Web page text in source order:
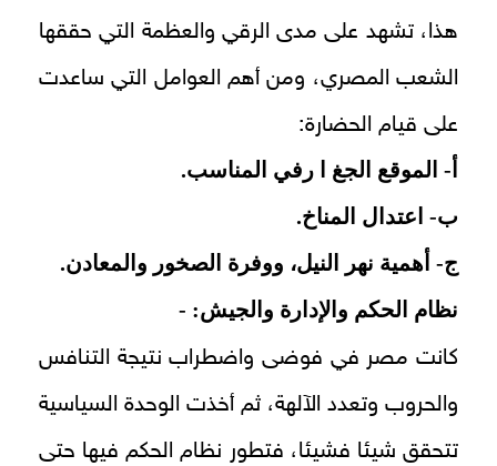
هذا، تشهد على مدى الرقي والعظمة التي حققها
الشعب المصري، ومن أهم العوامل التي ساعدت
على قيام الحضارة:
أ- الموقع الجغ ا رفي المناسب.
ب- اعتدال المناخ.
ج- أهمية نهر النيل، ووفرة الصخور والمعادن.
نظام الحكم والإدارة والجيش: -
كانت مصر في فوضى واضطراب نتيجة التنافس
والحروب وتعدد الآلهة، ثم أخذت الوحدة السياسية
تتحقق شيئا فشيئا، فتطور نظام الحكم فيها حتى